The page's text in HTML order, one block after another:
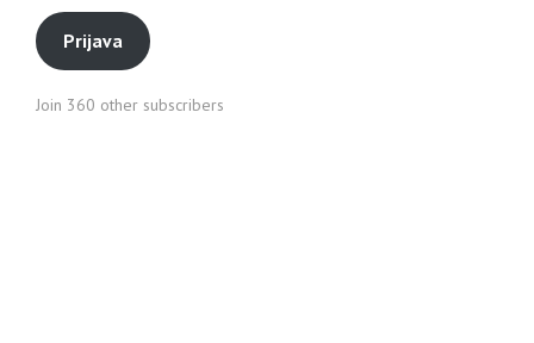
Prijava
Join 360 other subscribers